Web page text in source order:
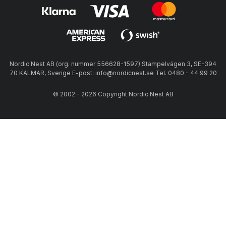
Nordic Nest AB (org. nummer 556628-1597) Stämpelvägen 3, SE-394
70 KALMAR, Sverige E-post: info@nordicnest.se Tel. 0480 - 44 99 20
© 2002 - 2026 Copyright Nordic Nest AB